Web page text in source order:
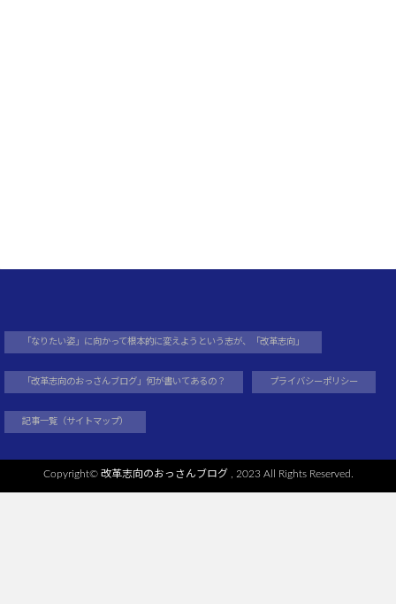
「なりたい姿」に向かって根本的に変えようという志が、「改革志向」
「改革志向のおっさんブログ」何が書いてあるの？ プライバシーポリシー
記事一覧（サイトマップ）
Copyright© 改革志向のおっさんブログ, 2023 All Rights Reserved.